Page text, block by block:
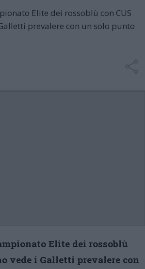
Elite dei rossoblù con CUS
prevalere con un solo punto
Elite dei rossoblù
vede i Galletti prevalere con